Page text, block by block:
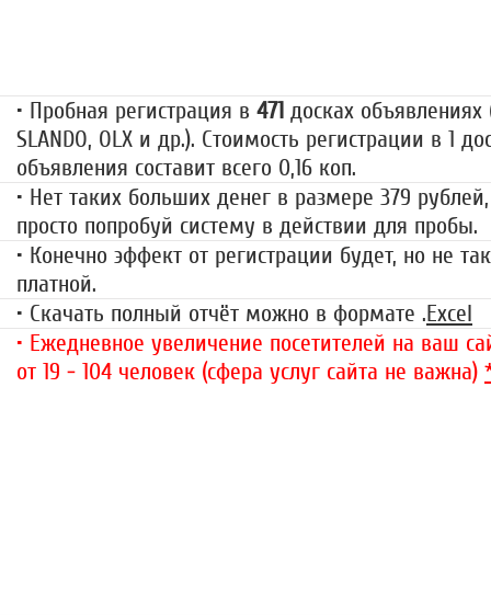
• Пробная регистрация в 471 досках объявлениях
SLANDO, OLX и др.). Стоимость регистрации в 1
объявления составит всего 0,16 коп.
• Нет таких больших денег в размере 379
просто попробуй систему в действии для пробы.
• Конечно эффект от регистрации будет, но не
платной.
• Скачать полный отчёт можно в формате .Excel
• Ежедневное увеличение посетителей на ваш
от 19 - 104 человек (сфера услуг сайта не важна)